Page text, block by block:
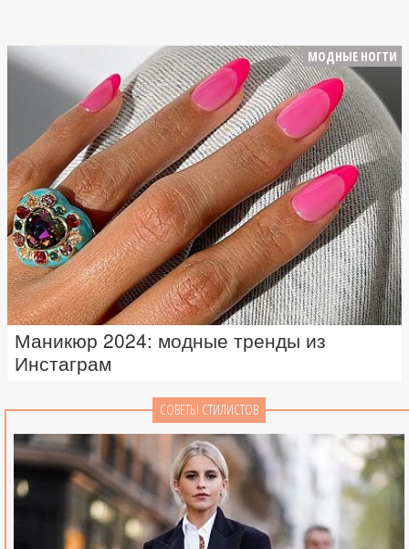
МОДНЫЕ НОГТИ
Маникюр 2024: модные тренды из
Инстаграм
СОВЕТЫ СТИЛИСТОВ